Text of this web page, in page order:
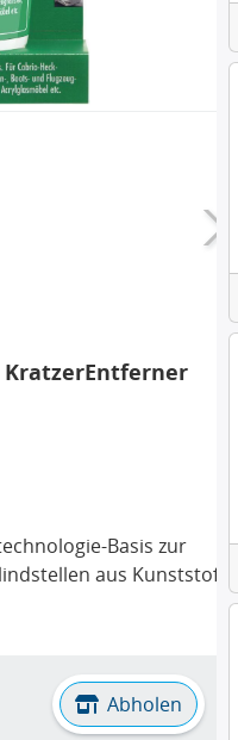
Basis zur
aus Kunststoff,
Abholen